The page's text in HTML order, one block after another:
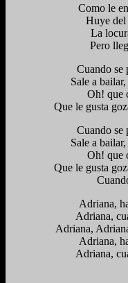
Como le
Huye del
La
Pero
Cuando se
Sale a
Oh! que
Que le gusta
Cuando se
Sale a
Oh! que
Que le gusta
Adriana,
Adriana,
Adriana,
Adriana,
Adriana,